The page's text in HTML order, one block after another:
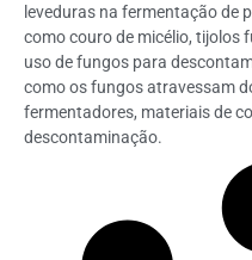
leveduras na fermentação de
como couro de micélio, tijolos
uso de fungos para
como os fungos atravessam
fermentadores, materiais de
descontaminação.